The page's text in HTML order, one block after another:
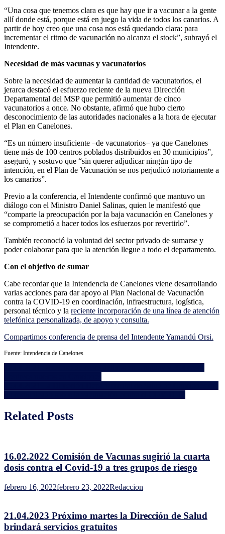
“Una cosa que tenemos clara es que hay que ir a vacunar a la gente
allí donde está, porque está en juego la vida de todos los canarios. A
partir de hoy creo que una cosa nos está quedando clara: para
incrementar el ritmo de vacunación no alcanza el stock”, subrayó el
Intendente.
Necesidad de más vacunas y vacunatorios
Sobre la necesidad de aumentar la cantidad de vacunatorios, el
jerarca destacó el esfuerzo reciente de la nueva Dirección
Departamental del MSP que permitió aumentar de cinco
vacunatorios a once. No obstante, afirmó que hubo cierto
desconocimiento de las autoridades nacionales a la hora de ejecutar
el Plan en Canelones.
“Es un número insuficiente –de vacunatorios– ya que Canelones
tiene más de 100 centros poblados distribuidos en 30 municipios”,
aseguró, y sostuvo que “sin querer adjudicar ningún tipo de
intención, en el Plan de Vacunación se nos perjudicó notoriamente a
los canarios”.
Previo a la conferencia, el Intendente confirmó que mantuvo un
diálogo con el Ministro Daniel Salinas, quien le manifestó que
“comparte la preocupación por la baja vacunación en Canelones y
se comprometió a hacer todos los esfuerzos por revertirlo”.
También reconoció la voluntad del sector privado de sumarse y
poder colaborar para que la atención llegue a todo el departamento.
Con el objetivo de sumar
Cabe recordar que la Intendencia de Canelones viene desarrollando
varias acciones para dar apoyo al Plan Nacional de Vacunación
contra la COVID-19 en coordinación, infraestructura, logística,
personal técnico y la reciente incorporación de una línea de atención
telefónica personalizada, de apoyo y consulta.
Compartimos conferencia de prensa del Intendente Yamandú Orsi.
Fuente: Intendencia de Canelones
Navegación
de
entradas
Related Posts
16.02.2022 Comisión de Vacunas sugirió la cuarta
dosis contra el Covid-19 a tres grupos de riesgo
febrero 16, 2022febrero 23, 2022Redaccion
21.04.2023 Próximo martes la Dirección de Salud
brindará servicios gratuitos